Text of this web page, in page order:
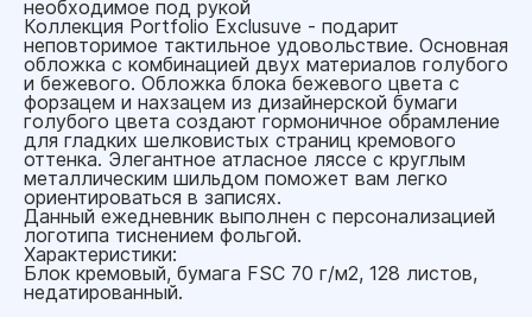
необходимое под рукой
Коллекция Portfolio Exclusuve - подарит
неповторимое тактильное удовольствие. Основная
обложка с комбинацией двух материалов голубого
и бежевого. Обложка блока бежевого цвета с
форзацем и нахзацем из дизайнерской бумаги
голубого цвета создают гормоничное обрамление
для гладких шелковистых страниц кремового
оттенка. Элегантное атласное ляссе с круглым
металлическим шильдом поможет вам легко
ориентироваться в записях.
Данный ежедневник выполнен с персонализацией
логотипа тиснением фольгой.
Характеристики:
Блок кремовый, бумага FSC 70 г/м2, 128 листов,
недатированный.